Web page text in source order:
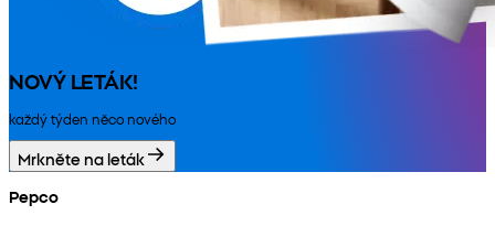
NOVÝ LETÁK!
každý týden něco nového
Mrkněte na leták
Pepco